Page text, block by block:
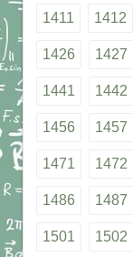
1411 1412
1426 1427
1441 1442
1456 1457
1471 1472
1486 1487
1501 1502